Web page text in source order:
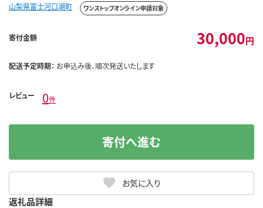
山梨県富士河口湖町 ワンストップオンライン申請対象
寄付金額 30,000円
配送予定時期： お申込み後、順次発送いたします
レビュー 0件
お気に入り
寄付へ進む
返礼品詳細